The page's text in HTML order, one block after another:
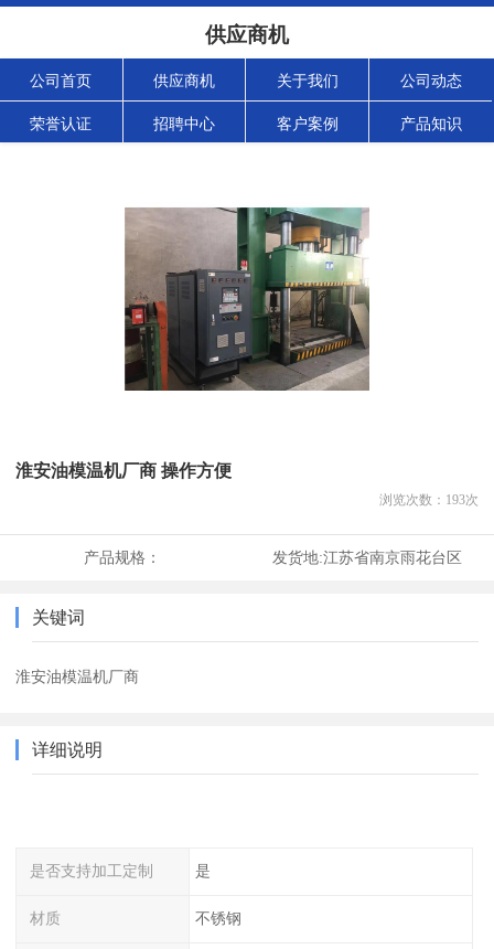
供应商机
公司首页 供应商机 关于我们 公司动态
荣誉认证 招聘中心 客户案例 产品知识
淮安油模温机厂商 操作方便
浏览次数： 193次
产品规格： 发货地:江苏省南京雨花台区
关键词
淮安油模温机厂商
详细说明
是否支持加工定制 是
材质 不锈钢